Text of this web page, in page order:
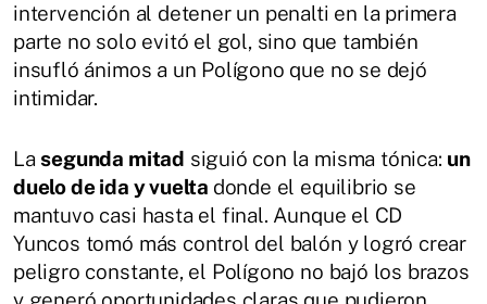
intervención al detener un penalti en la primera
parte no solo evitó el gol, sino que también
insufló ánimos a un Polígono que no se dejó
intimidar.
Lasegunda mitad siguió con la misma tónica: un
duelo de ida y vuelta donde el equilibrio se
mantuvo casi hasta el final. Aunque el CD
Yuncos tomó más control del balón y logró crear
peligro constante, el Polígono no bajó los brazos